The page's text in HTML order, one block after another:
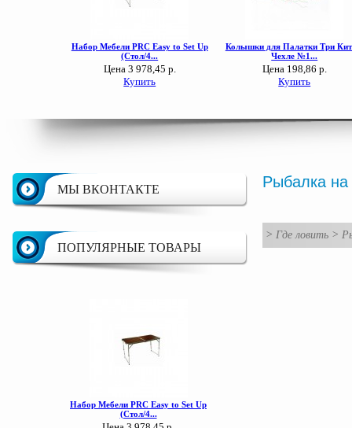
МЫ ВКОНТАКТЕ
ПОПУЛЯРНЫЕ ТОВАРЫ
Рыбалка на
> Где ловить >